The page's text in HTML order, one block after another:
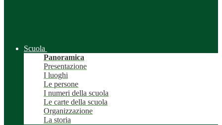
Scuola
Panoramica
Presentazione
I luoghi
Le persone
I numeri della scuola
Le carte della scuola
Organizzazione
La storia